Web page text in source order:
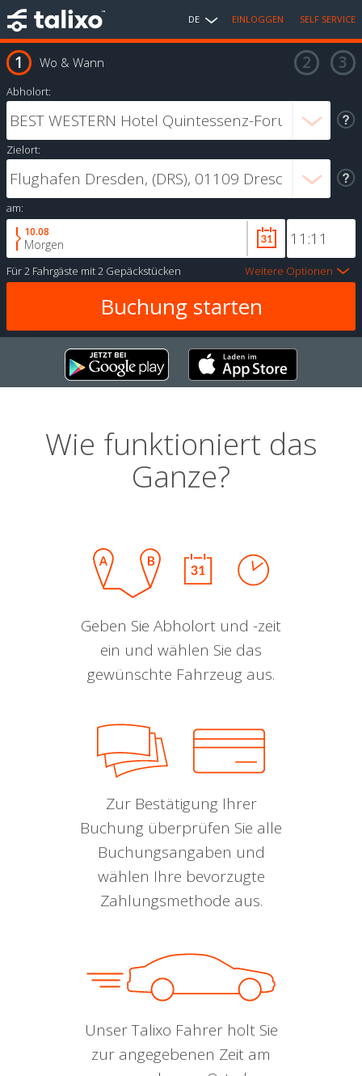
DE EINLOGGEN SELF SERVICE
Wo & Wann
Abholort:
Zielort:
am:
10.08
Morgen
Für2 Fahrgäste mit2 Gepäckstücken Weitere Optionen
Wie funktioniert das
Ganze?
Geben Sie Abholort und -zeit
ein und wählen Sie das
gewünschte Fahrzeug aus.
Zur Bestätigung Ihrer
Buchung überprüfen Sie alle
Buchungsangaben und
wählen Ihre bevorzugte
Zahlungsmethode aus.
Unser Talixo Fahrer holt Sie
zur angegebenen Zeit am